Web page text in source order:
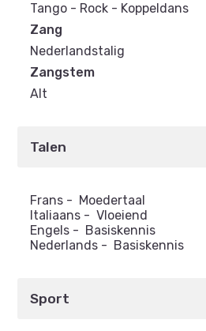
Tango - Rock - Koppeldans
Zang
Nederlandstalig
Zangstem
Alt
Talen
Frans - Moedertaal
Italiaans -Vloeiend
Engels - Basiskennis
Nederlands - Basiskennis
Sport